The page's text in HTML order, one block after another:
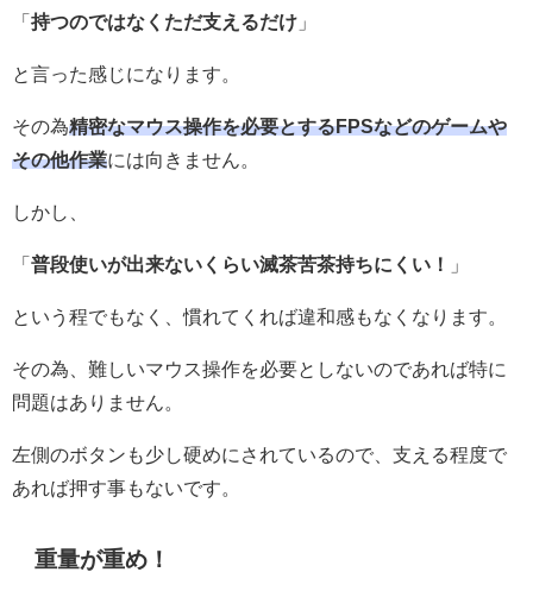
「 持つのではなくただ支えるだけ 」
と言った感じになります。
その為精密なマウス操作を必要とするFPSなどのゲームや
その他作業には向きません。
しかし、
「 普段使いが出来ないくらい滅茶苦茶持ちにくい！ 」
という程でもなく、慣れてくれば違和感もなくなります。
その為、難しいマウス操作を必要としないのであれば特に
問題はありません。
左側のボタンも少し硬めにされているので、支える程度で
あれば押す事もないです。
重量が重め！